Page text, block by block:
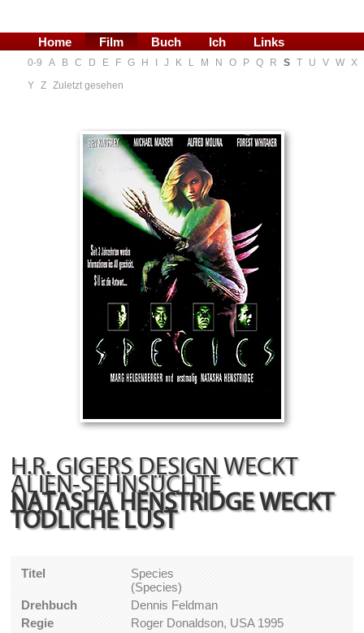
Home Film Buch Ich Links
0-9 A B C D E F G H J K L M N O P Q R S T U V W X
Y Z Zuletzt gesehen
H.R. GIGERS DESIGN WECKT
ALIEN-SEHNSÜCHTE
NATASHA HENSTRIDGE WECKT
TÖDLICHE LUST
Titel
Species
(Species)
Drehbuch
Dennis Feldman
Regie
Roger Donaldson, USA 1995